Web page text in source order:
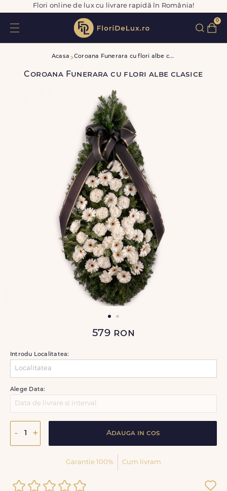
Flori online de lux cu livrare rapidă în România!
0
Acasa C
oroana Funerara cu flori albe clasice
Coroana Funerara cu flori albe clasice
579 ron
Introdu Localitatea:
Alege Data:
- + Adauga in cos
Garantie 100% Cum livram